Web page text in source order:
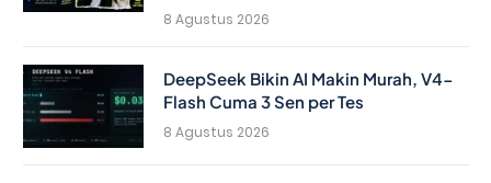
8 Agustus 2026
DeepSeek Bikin AI Makin Murah, V4-
Flash Cuma 3 Sen per Tes
8 Agustus 2026